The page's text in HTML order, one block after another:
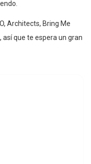
Architects, Bring Me
así que te espera un gran